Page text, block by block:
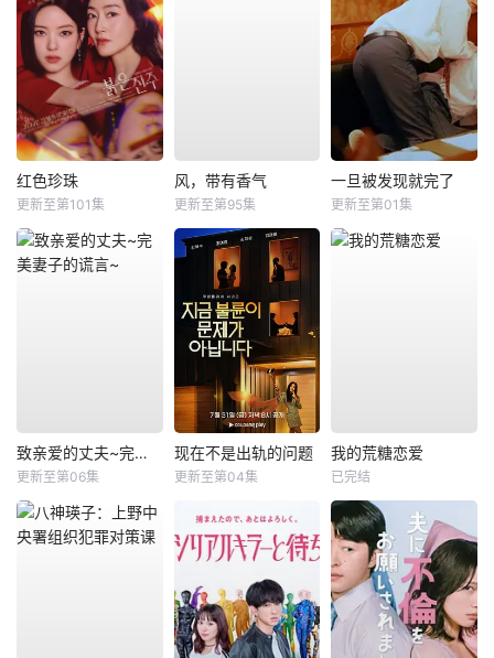
红色珍珠
更新至第101集
风，带有香气
更新至第95集
一旦被发现就完了
更新至第01集
致亲爱的丈夫~完美妻子的谎言~
更新至第06集
现在不是出轨的问题
更新至第04集
我的荒糖恋爱
已完结